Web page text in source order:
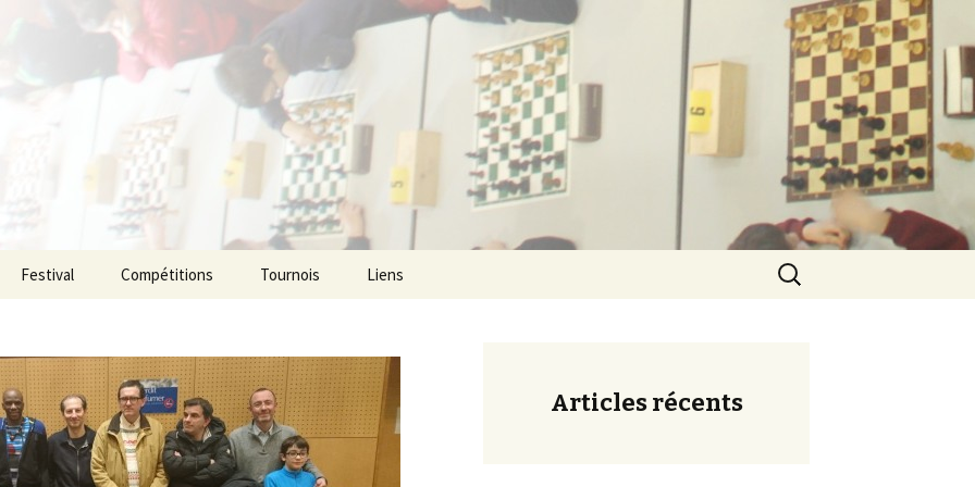
de l agglomération
Festival Compétitions Tournois Liens
Rechercher :
Articles récents